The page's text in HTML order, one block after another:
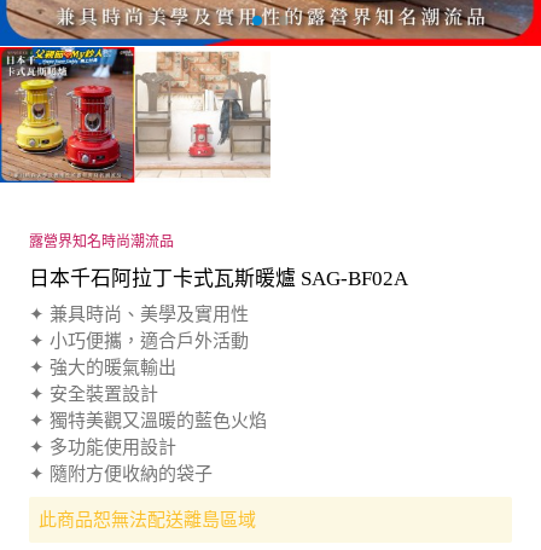
露營界知名時尚潮流品
日本千石阿拉丁卡式瓦斯暖爐 SAG-BF02A
✦ 兼具時尚、美學及實用性
✦ 小巧便攜，適合戶外活動
✦ 強大的暖氣輸出
✦ 安全裝置設計
✦ 獨特美觀又溫暖的藍色火焰
✦ 多功能使用設計
✦ 隨附方便收納的袋子
此商品恕無法配送離島區域